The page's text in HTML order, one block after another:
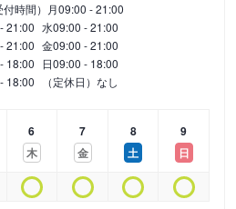
付時間） 月09:00 - 21:00
21:00 水09:00 - 21:00
21:00 金09:00 - 21:00
18:00 日09:00 - 18:00
18:00 （定休日）なし
6
木
7
金
8
土
9
日